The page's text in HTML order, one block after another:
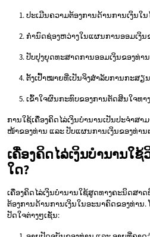
ປະເມີນຄວາມຕ້ອງການດ້ານການເງິນໃ
ກຳນົດຊ່ອງຫວ່າງໃນແຜນການອອມເງິນ
ປັບປຸງຍຸດທະສາດການອອມເງິນຂອງທ່ານ
ຕັ້ງເປົ້າໝາຍທີ່ເປັນຈິງສຳລັບການກະສຽ
ເຂົ້າໃຈຜົນກະທົບຂອງການຕັດສິນໃຈທາ
ການໃຊ້ເຄື່ອງຄິດໄລ່ເງິນບຳນານເປັນປະຈຳສ
ໜ້າຂອງທ່ານ ແລະ ປັບແຜນການເງິນຂອງທ່ານ
ເຄື່ອງຄິດໄລ່ເງິນບຳນານໃ
ໃດ?
ເຄື່ອງຄິດໄລ່ເງິນບຳນານໃຊ້ສູດທາງຄະນິດສາ
ຕ້ອງການດ້ານການເງິນໃນອະນາຄົດຂອງທ່ານ
ປັດໃຈຕ່າງໆເຊັ່ນ: